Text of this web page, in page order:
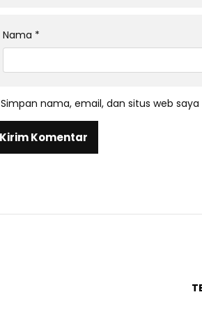
Nama *
Simpan nama, email, dan situs web